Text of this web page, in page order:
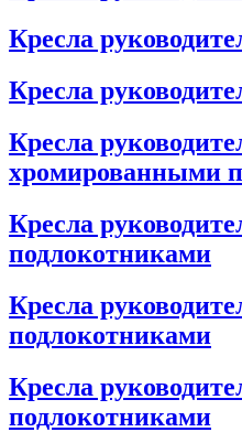
Кресла
Кресла
Кресла
хромированными
Кресла
подлокотниками
Кресла
подлокотниками
Кресла
подлокотниками